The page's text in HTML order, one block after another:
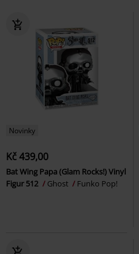
Novinky
Kč 439,00
Bat Wing Papa (Glam Rocks!) Vinyl
Figur 512
Ghost Funko Pop!